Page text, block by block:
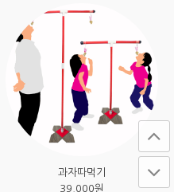
과자따먹기
39,000원